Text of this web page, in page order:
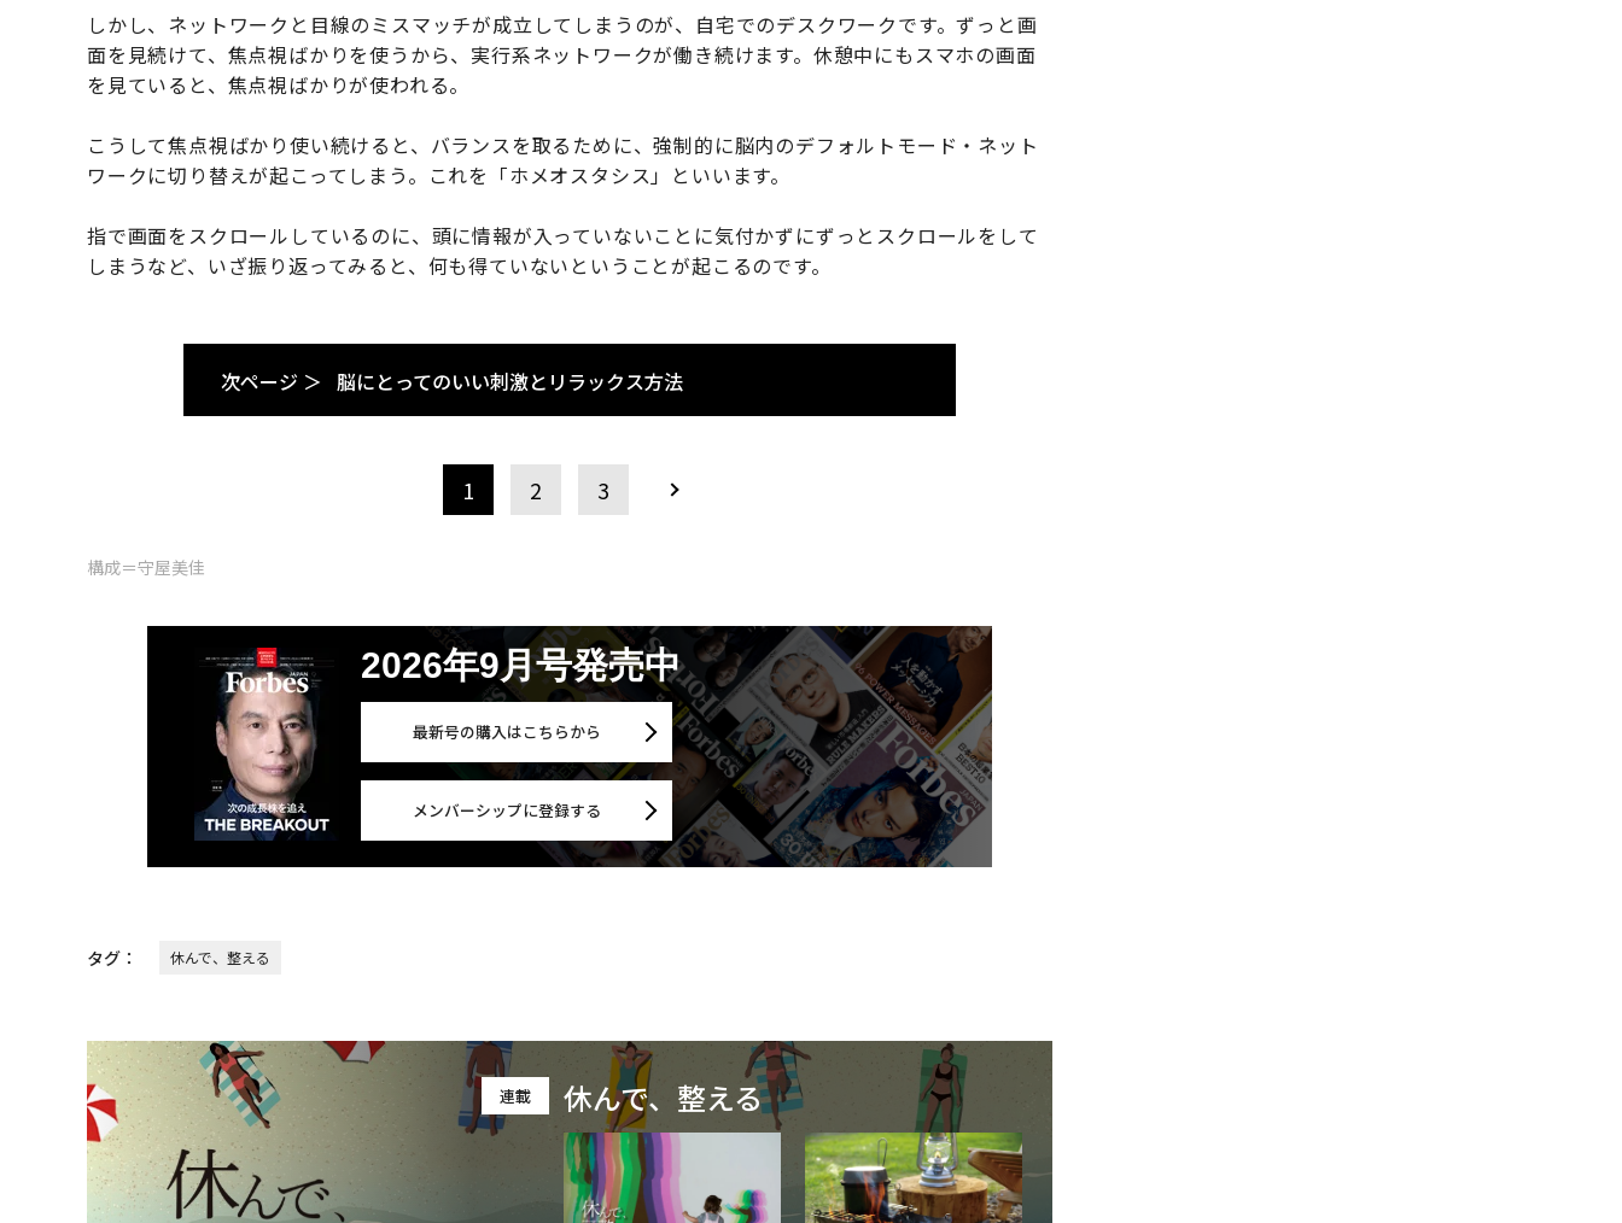
しかし、ネットワークと目線のミスマッチが成立してしまうのが、自宅でのデスクワークです。ずっと画
面を見続けて、焦点視ばかりを使うから、実行系ネットワークが働き続けます。休憩中にもスマホの画面
を見ていると、焦点視ばかりが使われる。
こうして焦点視ばかり使い続けると、バランスを取るために、強制的に脳内のデフォルトモード・ネット
ワークに切り替えが起こってしまう。これを「ホメオスタシス」といいます。
指で画面をスクロールしているのに、頭に情報が入っていないことに気付かずにずっとスクロールをして
しまうなど、いざ振り返ってみると、何も得ていないということが起こるのです。
次ページ ＞ 脳にとってのいい刺激とリラックス方法
1 2 3
構成＝守屋美佳
2026年9月号発売中
最新号の購入はこちらから
メンバーシップに登録する
タグ： 休んで、整える
連載 休んで、整える